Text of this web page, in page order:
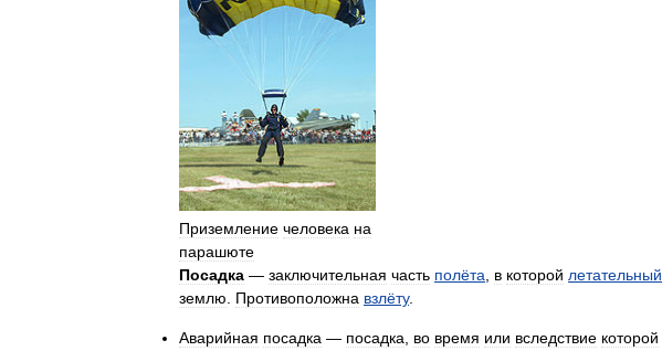
Приземление человека на
парашюте
Посадка — заключительная часть полёта, в которой летательный
землю. Противоположна взлёту.
Аварийная посадка — посадка, во время или вследствие которой